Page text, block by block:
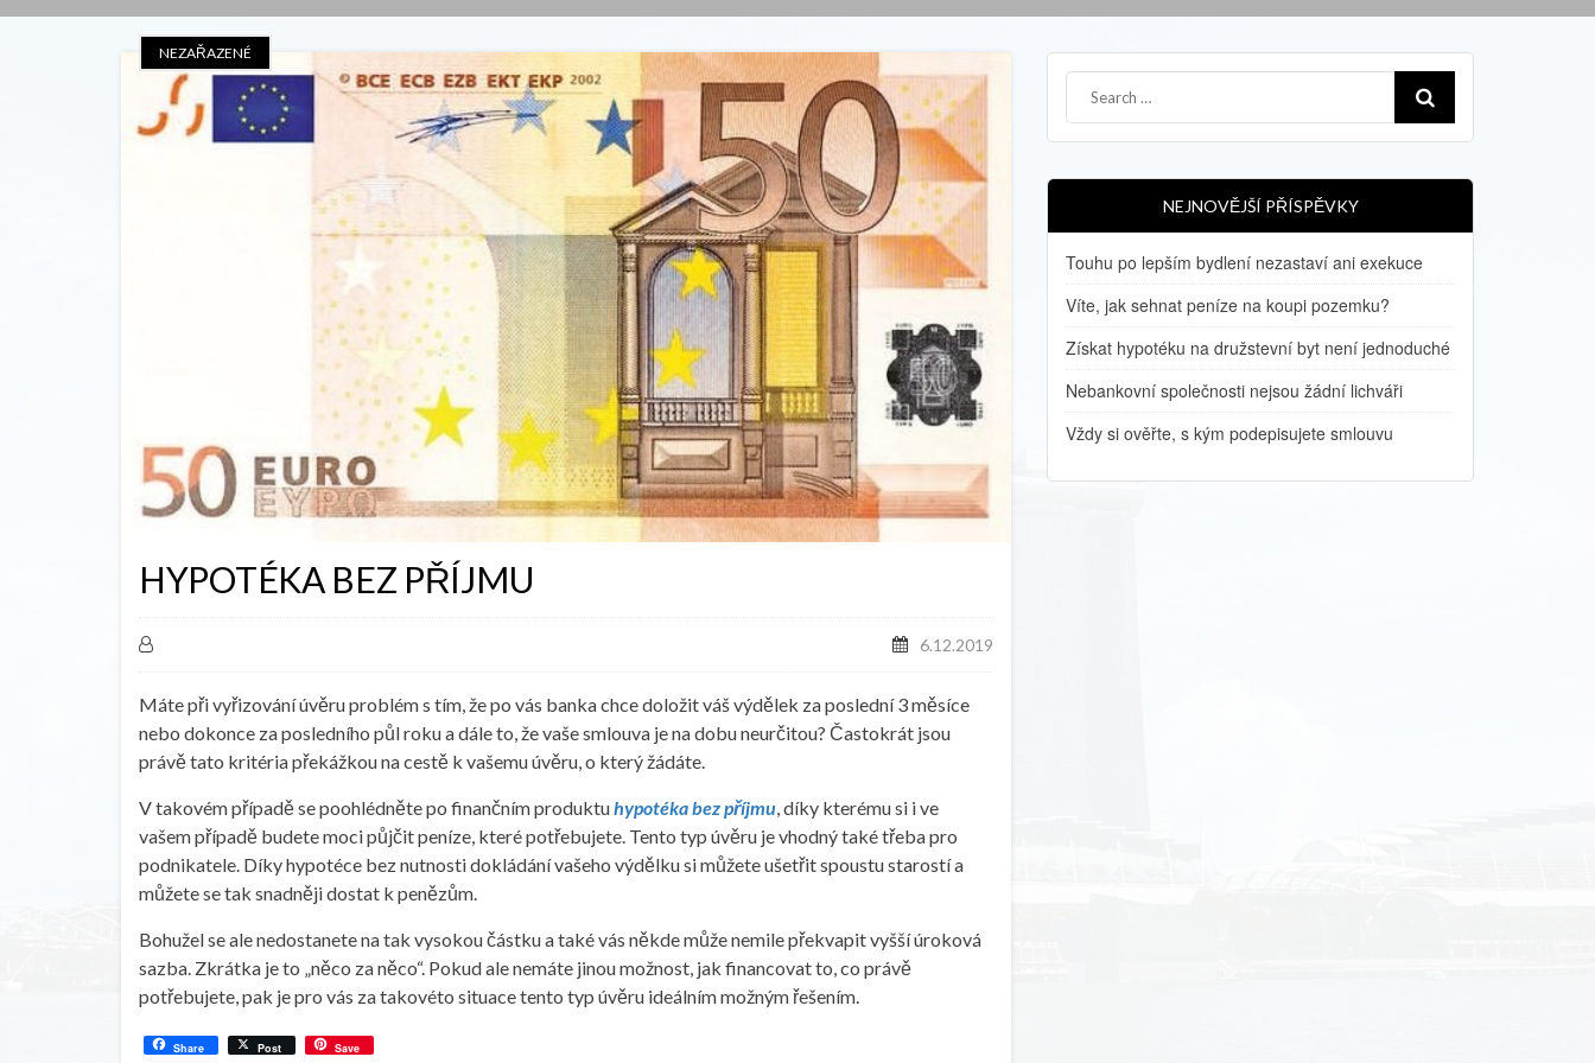
NEZAŘAZENÉ
HYPOTÉKA BEZ PŘÍJMU
6.12.2019
Máte při vyřizování úvěru problém s tím, že po vás banka chce doložit váš výdělek za poslední 3 měsíce
nebo dokonce za posledního půl roku a dále to, že vaše smlouva je na dobu neurčitou? Častokrát jsou
právě tato kritéria překážkou na cestě k vašemu úvěru, o který žádáte.
V takovém případě se poohlédněte po finančním produktuhypotéka bez příjmu, díky kterému si i ve
vašem případě budete moci půjčit peníze, které potřebujete. Tento typ úvěru je vhodný také třeba pro
podnikatele. Díky hypotéce bez nutnosti dokládání vašeho výdělku si můžete ušetřit spoustu starostí a
můžete se tak snadněji dostat k penězům.
Bohužel se ale nedostanete na tak vysokou částku a také vás někde může nemile překvapit vyšší úroková
sazba. Zkrátka je to „něco za něco“. Pokud ale nemáte jinou možnost, jak financovat to, co právě
potřebujete, pak je pro vás za takovéto situace tento typ úvěru ideálním možným řešením.
Share Post Save
NEJNOVĚJŠÍ PŘÍSPĚVKY
Touhu po lepším bydlení nezastaví ani exekuce
Víte, jak sehnat peníze na koupi pozemku?
Získat hypotéku na družstevní byt není jednoduché
Nebankovní společnosti nejsou žádní lichváři
Vždy si ověřte, s kým podepisujete smlouvu